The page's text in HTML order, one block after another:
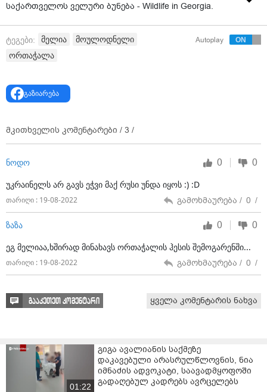
საქართველოს ველური ბუნება - Wildlife in Georgia.
ტეგები: მელია
მოულოდნელი
ორთაჭალა
Autoplay
გაზიარება
მკითხველის კომენტარები / 3 /
ნოდო 0 0
უკრაინელს არ გავს ეჭვი მაქ რუსი უნდა იყოს :) :D
თარიღი : 19-08-2022 გამოხმაურება / 0 /
ზაზა 0 0
ეგ მელიაა,ხშირად მინახავს ორთაჭალის ჰესის შემოგარენში...
თარიღი : 19-08-2022 გამოხმაურება / 0 /
გააკეთეთ კომენტარი ყველა კომენტარის ნახვა
01:22
გიგა ავალიანის საქმეზე
დაკავებული არასრულწლოვნის, ნია
იმნაძის ადვოკატი, საავადმყოფოში
გადაღებულ კადრებს ავრცელებს